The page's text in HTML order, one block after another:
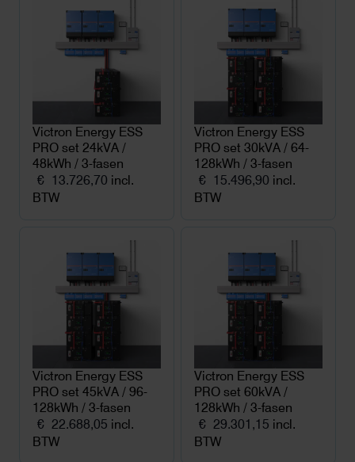
Victron Energy ESS
PRO set 24kVA /
48kWh / 3-fasen
€ 13.726,70 incl.
BTW
Victron Energy ESS
PRO set 30kVA / 64-
128kWh / 3-fasen
€ 15.496,90 incl.
BTW
Victron Energy ESS
PRO set 45kVA / 96-
128kWh / 3-fasen
€ 22.688,05 incl.
BTW
Victron Energy ESS
PRO set 60kVA /
128kWh / 3-fasen
€ 29.301,15 incl.
BTW